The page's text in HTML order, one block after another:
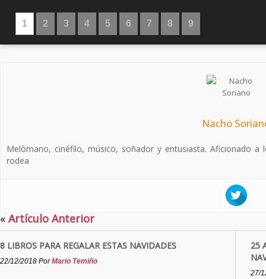
1 2 3 4 5 6 7 8 9
Nacho
Melómano, cinéfilo, músico, soñador y entusiasta. Aficionado
rodea
« Artículo Anterior
8 LIBROS PARA REGALAR ESTAS NAVIDADES
22/12/2018 PorMario Temiño
25
27/